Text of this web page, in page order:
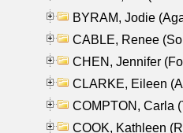
BYRAM, Jodie
CABLE, Renee
CHEN, Jennifer
CLARKE, Eileen
COMPTON, Carla
COOK, Kathleen